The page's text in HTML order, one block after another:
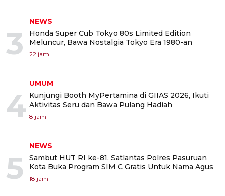
3
NEWS
Honda Super Cub Tokyo 80s Limited Edition
Meluncur, Bawa Nostalgia Tokyo Era 1980-an
22 jam
4
UMUM
Kunjungi Booth MyPertamina di GIIAS 2026, Ikuti
Aktivitas Seru dan Bawa Pulang Hadiah
8 jam
5
NEWS
Sambut HUT RI ke-81, Satlantas Polres Pasuruan
Kota Buka Program SIM C Gratis Untuk Nama Agus
18 jam